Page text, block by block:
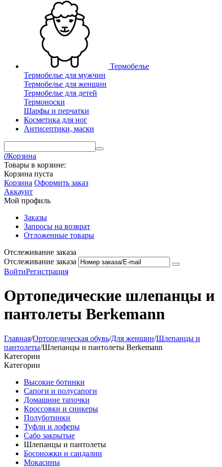
Термобелье
Термобелье для мужчин
Термобелье для женщин
Термобелье для детей
Термоноски
Шарфы и перчатки
Косметика для ног
Антисептики, маски
0Корзина
Товары в корзине:
Корзина пуста
Корзина Оформить заказ
Аккаунт
Мой профиль
Заказы
Запросы на возврат
Отложенные товары
Отслеживание заказа
Отслеживание заказа
ВойтиРегистрация
Ортопедические шлепанцы и
пантолеты Berkemann
Главная/Ортопедическая обувь/Для женщин/Шлепанцы и
пантолеты/Шлепанцы и пантолеты Berkemann
Категории
Категории
Высокие ботинки
Сапоги и полусапоги
Домашние тапочки
Кроссовки и сникеры
Полуботинки
Туфли и лоферы
Сабо закрытые
Шлепанцы и пантолеты
Босоножки и сандалии
Мокасины